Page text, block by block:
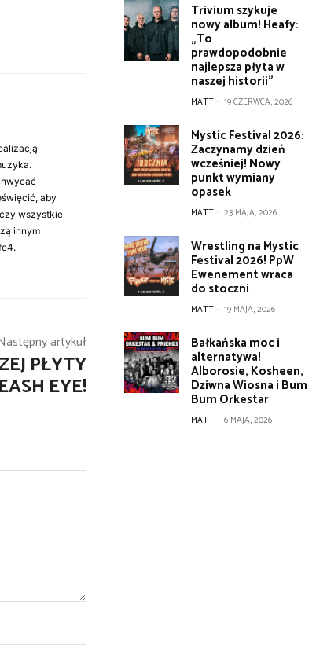
aby
wszystkie
innym
artykuł
PŁYTY
EYE!
Internetowa:
Trivium szykuje
nowy album! Heafy:
„To
prawdopodobnie
najlepsza płyta w
naszej historii”
MATT - 19 CZERWCA, 2026
Mystic Festival 2026:
Zaczynamy dzień
wcześniej! Nowy
punkt wymiany
opasek
MATT - 23 MAJA, 2026
Wrestling na Mystic
Festival 2026! PpW
Ewenement wraca
do stoczni
MATT - 19 MAJA, 2026
Bałkańska moc i
alternatywa!
Alborosie, Kosheen,
Dziwna Wiosna i Bum
Bum Orkestar
MATT - 6 MAJA, 2026